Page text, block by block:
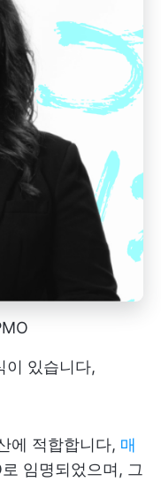
이 있습니다,
에 적합합니다, 매
임명되었으며, 그